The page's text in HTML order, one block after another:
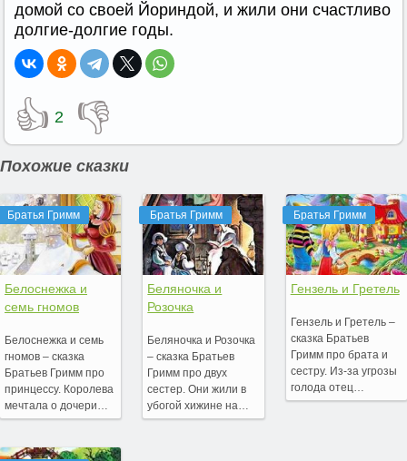
домой со своей Йориндой, и жили они счастливо
долгие-долгие годы.
👍 2 👎
Похожие сказки
Братья Гримм
Белоснежка и
семь гномов
Белоснежка и семь
гномов – сказка
Братьев Гримм про
принцессу. Королева
мечтала о дочери…
Братья Гримм
Беляночка и
Розочка
Беляночка и Розочка
– сказка Братьев
Гримм про двух
сестер. Они жили в
убогой хижине на…
Братья Гримм
Гензель и Гретель
Гензель и Гретель –
сказка Братьев
Гримм про брата и
сестру. Из-за угрозы
голода отец…